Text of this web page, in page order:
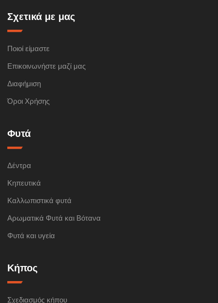
Σχετικά με μας
Ποιοί είμαστε
Επικοινωνήστε μαζί μας
Διαφήμιση
Όροι Χρήσης
Φυτά
Δέντρα
Κηπευτικά
Καλλωπιστικά φυτά
Αρωματικά Φυτά και Βότανα
Φυτά και υγεία
Κήπος
Σχεδιασμός κήπου